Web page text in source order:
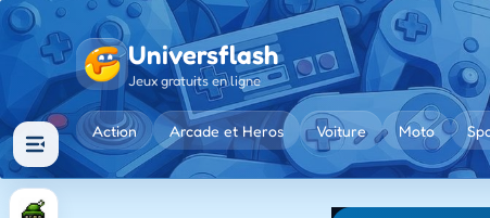
Universflash
Jeux gratuits en ligne
Action Arcade et Heros Voiture Moto